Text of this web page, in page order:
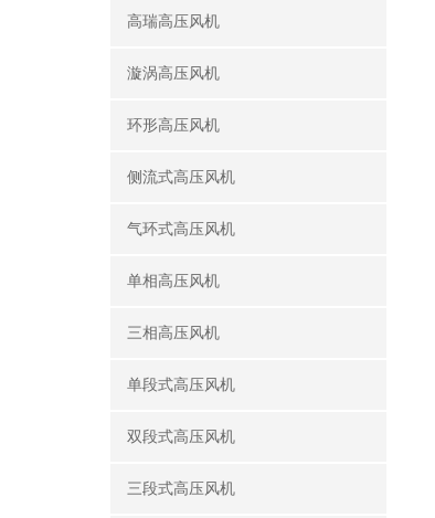
高瑞高压风机
漩涡高压风机
环形高压风机
侧流式高压风机
气环式高压风机
单相高压风机
三相高压风机
单段式高压风机
双段式高压风机
三段式高压风机